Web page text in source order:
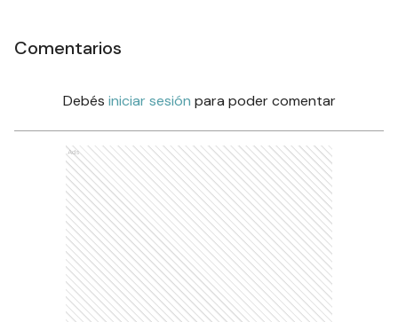
Comentarios
Debés iniciar sesión para poder comentar
Ads